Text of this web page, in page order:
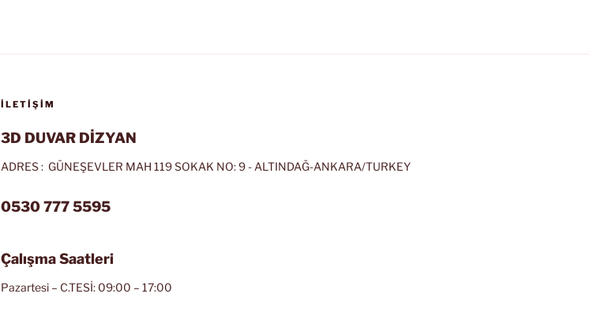
İLETIŞIM
3D DUVAR DİZYAN
ADRES : GÜNEŞEVLER MAH 119 SOKAK NO: 9 - ALTINDAĞ-ANKARA/TURKEY
0530 777 5595
Çalışma Saatleri
Pazartesi – C.TESİ: 09:00 – 17:00